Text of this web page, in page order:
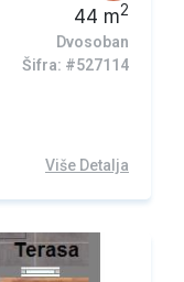
44 m2
Dvosoban
Šifra: #527114
Više Detalja